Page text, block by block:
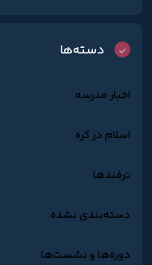
دسته‌ها
اخبار مدرسه
اسلام در کره
ترفندها
دسته‌بندی نشده
دوره‌ها و نشست‌ها